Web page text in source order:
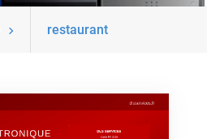
Posts
restaurant